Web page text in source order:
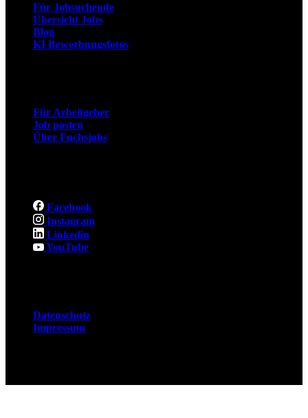
Für Jobsuchende
Übersicht Jobs
Blog
KI Bewerbungsfotos
Für Arbeitgeber
Job posten
Über Fuchsjobs
Facebook
Instagram
Linkedin
YouTube
Datenschutz
Impressum